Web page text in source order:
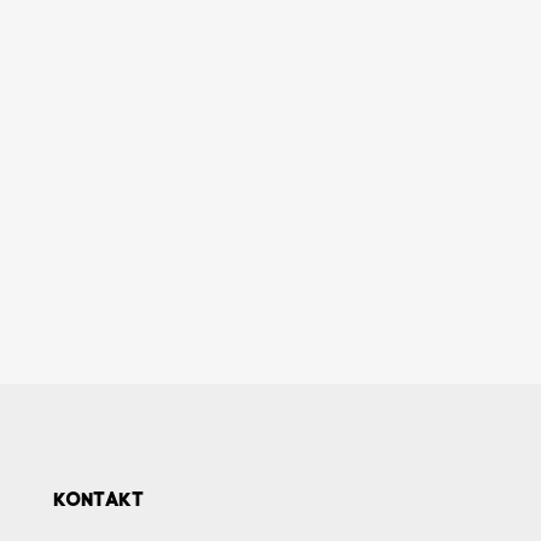
KONTAKT